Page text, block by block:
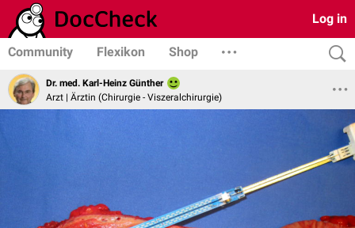
Log in
Community Flexikon Shop
Dr. med. Karl-Heinz Günther
Arzt | Ärztin (Chirurgie - Viszeralchirurgie)